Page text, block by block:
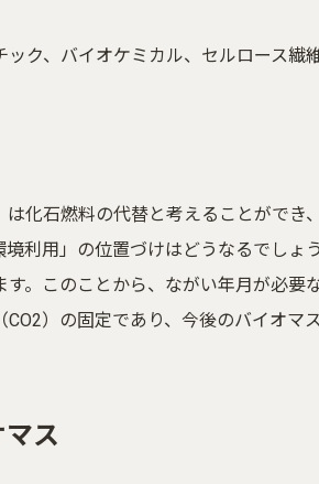
ック、バイオケミカル、セルロース繊
化石燃料の代替と考えることがで
利用」の位置づけはどうなるでしょ
。このことから、ながい年月が必要
）の固定であり、今後のバイオマ
ス